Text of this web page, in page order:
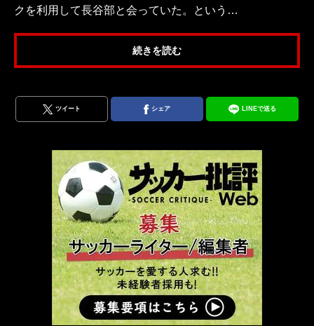
クを利用して長谷部と会っていた。という…
続きを読む
ツイート シェア LINEで送る